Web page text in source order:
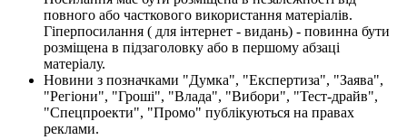
повного або часткового використання матеріалів.
Гіперпосилання ( для інтернет - видань) - повинна бути
розміщена в підзаголовку або в першому абзаці
матеріалу.
Новини з позначками "Думка", "Експертиза", "Заява",
"Регіони", "Гроші", "Влада", "Вибори", "Тест-драйв",
"Спецпроекти", "Промо" публікуються на правах
реклами.